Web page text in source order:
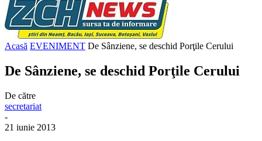
Acasă EVENIMENT De Sânziene, se deschid Porţile Cerului
De Sânziene, se deschid Porţile Cerului
De către
secretariat
-
21 iunie 2013